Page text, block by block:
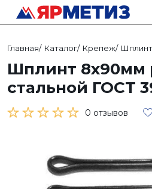
Главная/ Каталог/ Крепеж/
Шплинт 8х90мм
стальной ГОСТ
0 отзывов